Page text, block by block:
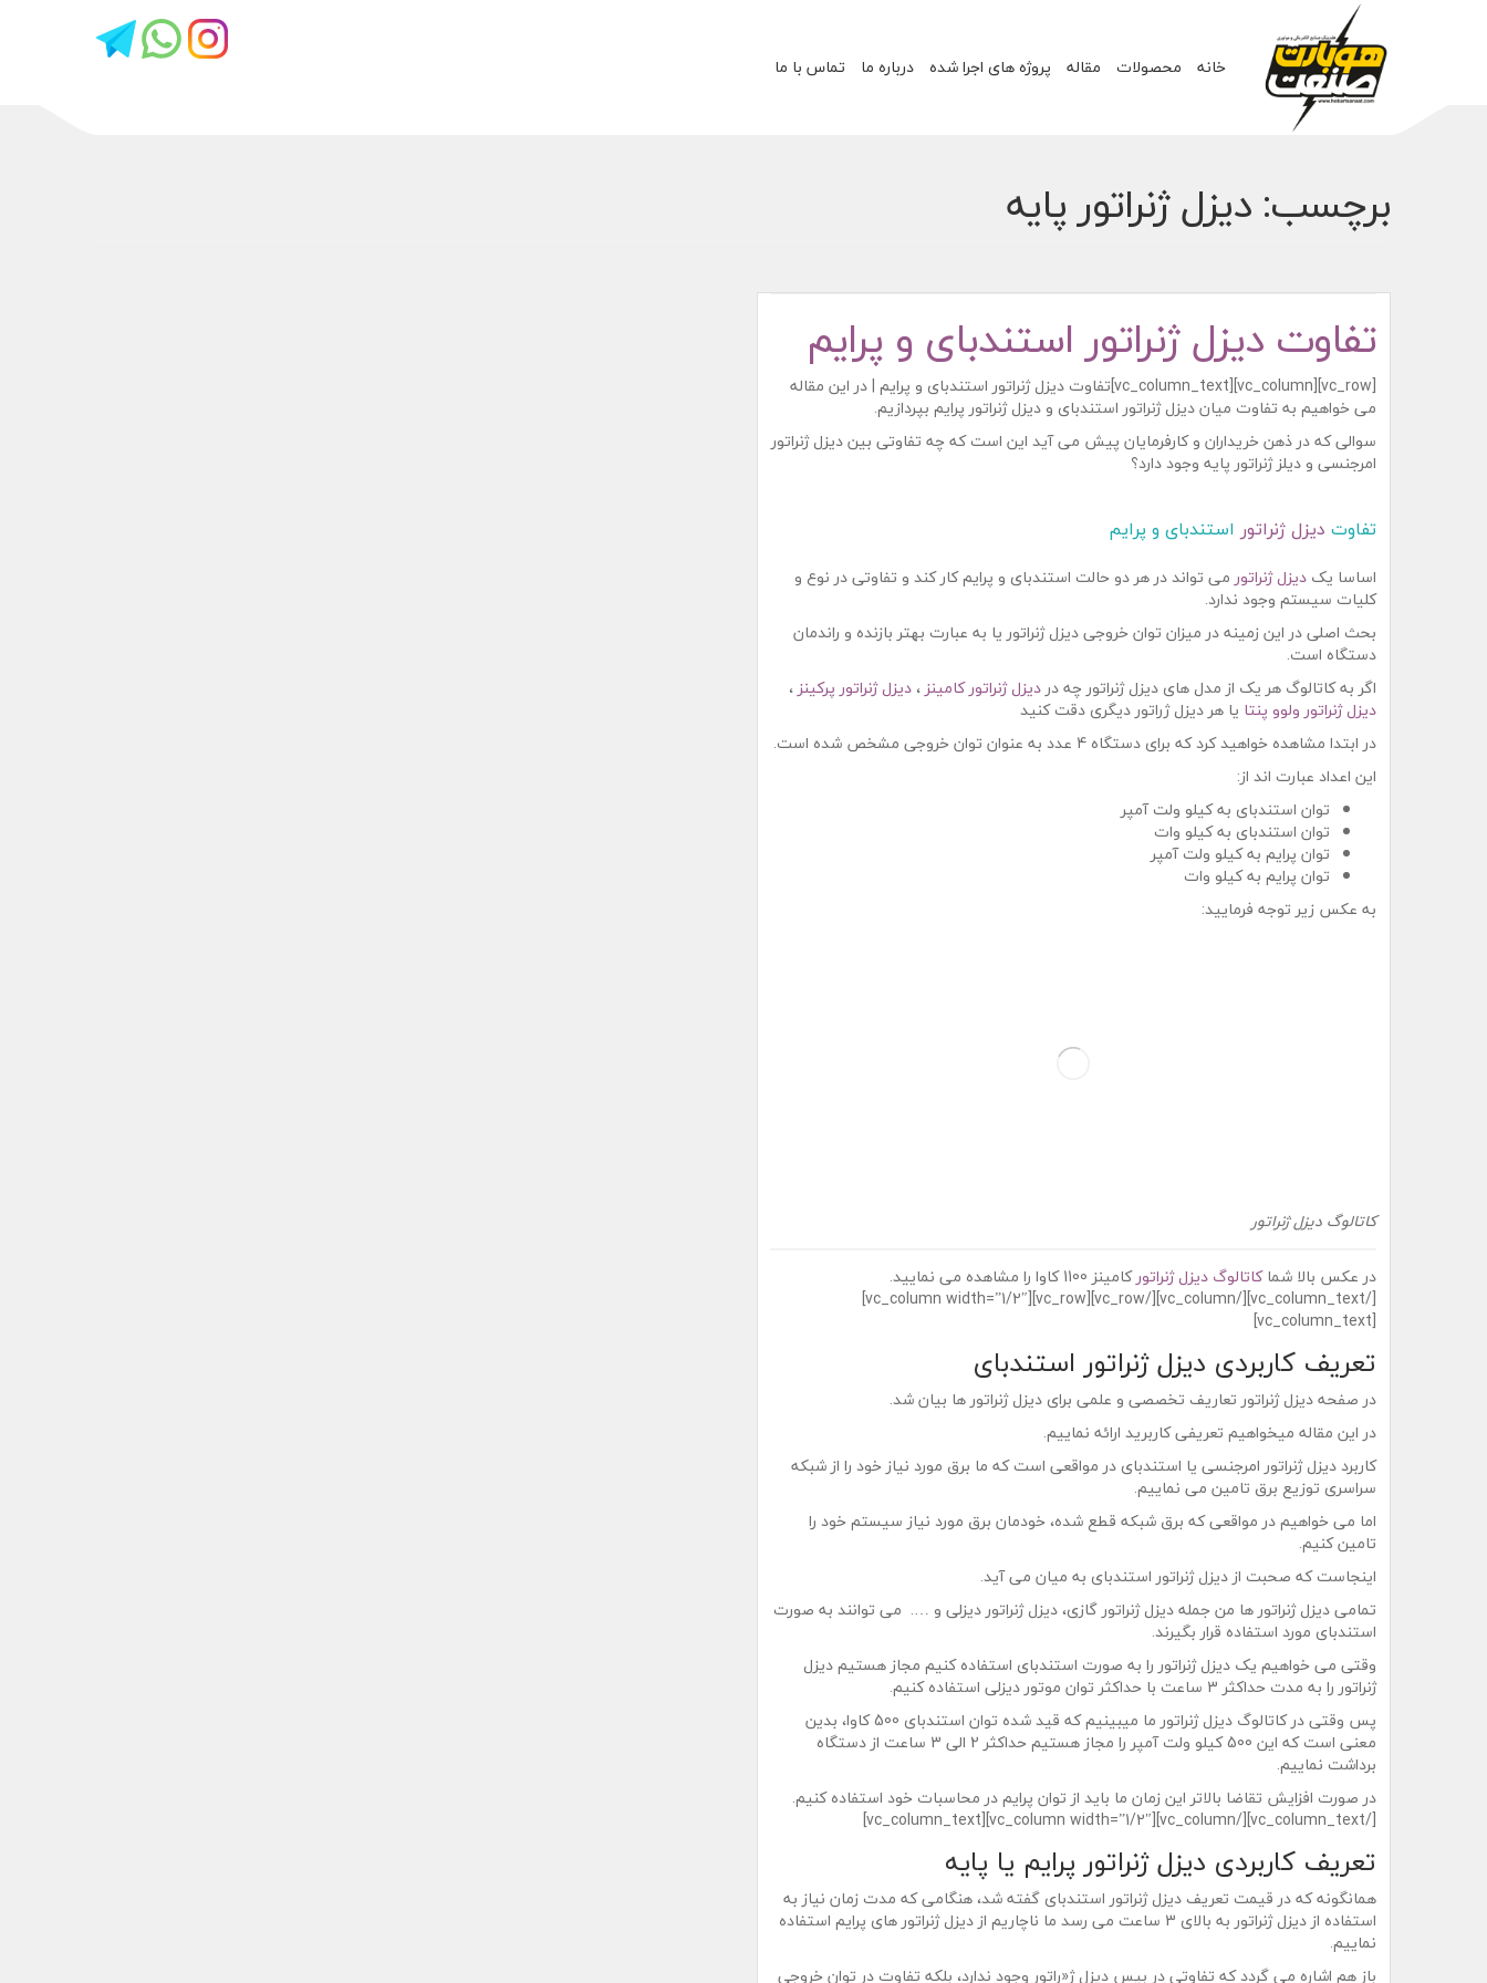
خانه محصولات مقاله پروژه های اجرا شده درباره ما تماس با ما
برچسب:دیزل ژنراتور پایه
تفاوت دیزل ژنراتور استندبای و پرایم
[vc_row][vc_column][vc_column_text]تفاوت دیزل ژنراتور استندبای و پرایم | در این مقاله
می خواهیم به تفاوت میان دیزل ژنراتور استندبای و دیزل ژنراتور پرایم بپردازیم.
سوالی که در ذهن خریداران و کارفرمایان پیش می آید این است که چه تفاوتی بین دیزل ژنراتور
امرجنسی و دیلز ژنراتور پایه وجود دارد؟
تفاوت دیزل ژنراتور استندبای و پرایم
اساسا یک دیزل ژنراتورمی تواند در هر دو حالت استندبای و پرایم کار کند و تفاوتی در نوع و
کلیات سیستم وجود ندارد.
بحث اصلی در این زمینه در میزان توان خروجی دیزل ژنراتور یا به عبارت بهتر بازنده و راندمان
دستگاه است.
اگر به کاتالوگ هر یک از مدل های دیزل ژنراتور چه دردیزل ژنراتور کامینز، دیزل ژنراتور پرکینز،
دیزل ژنراتور ولوو پنتا یا هر دیزل ژراتور دیگری دقت کنید
در ابتدا مشاهده خواهید کرد که برای دستگاه 4 عدد به عنوان توان خروجی مشخص شده است.
این اعداد عبارت اند از:
توان استندبای به کیلو ولت آمپر
توان استندبای به کیلو وات
توان پرایم به کیلو ولت آمپر
توان پرایم به کیلو وات
به عکس زیر توجه فرمایید:
کاتالوگ دیزل ژنراتور
در عکس بالا شماکاتالوگ دیزل ژنراتور
کامینز 1100 کاوا را مشاهده می نمایید.
[/vc_column_text][/vc_column][/vc_row][vc_row][vc_column width=”1/2″]
[vc_column_text]
تعریف کاربردی دیزل ژنراتور استندبای
در صفحه دیزل ژنراتور تعاریف تخصصی و علمی برای دیزل ژنراتور ها بیان شد.
در این مقاله میخواهیم تعریفی کاربرید ارائه نماییم.
کاربرد دیزل ژنراتور امرجنسی یا استندبای در مواقعی است که ما برق مورد نیاز خود را از شبکه
سراسری توزیع برق تامین می نماییم.
اما می خواهیم در مواقعی که برق شبکه قطع شده، خودمان برق مورد نیاز سیستم خود را
تامین کنیم.
اینجاست که صحبت از دیزل ژنراتور استندبای به میان می آید.
تمامی دیزل ژنراتور ها من جمله دیزل ژنراتور گازی، دیزل ژنراتور دیزلی و …. می توانند به صورت
استندبای مورد استفاده قرار بگیرند.
وقتی می خواهیم یک دیزل ژنراتور را به صورت استندبای استفاده کنیم مجاز هستیم دیزل
ژنراتور را به مدت حداکثر 3 ساعت با حداکثر توان موتور دیزلی استفاده کنیم.
پس وقتی در کاتالوگ دیزل ژنراتور ما میبینیم که قید شده توان استندبای 500 کاوا، بدین
معنی است که این 500 کیلو ولت آمپر را مجاز هستیم حداکثر 2 الی 3 ساعت از دستگاه
برداشت نماییم.
در صورت افزایش تقاضا بالاتر این زمان ما باید از توان پرایم در محاسبات خود استفاده کنیم.
[/vc_column_text][/vc_column][vc_column width=”1/2″][vc_column_text]
تعریف کاربردی دیزل ژنراتور پرایم یا پایه
همانگونه که در قیمت تعریف دیزل ژنراتور استندبای گفته شد، هنگامی که مدت زمان نیاز به
استفاده از دیزل ژنراتور به بالای 3 ساعت می رسد ما ناچاریم از دیزل ژنراتور های پرایم استفاده
نماییم.
باز هم اشاره می گردد که تفاوتی در بیس دیزل ژ«راتور وجود ندارد، بلکه تفاوت در توان خروجی